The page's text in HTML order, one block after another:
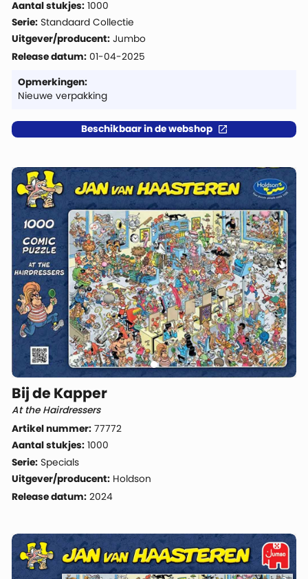
Aantal stukjes: 1000
Serie: Standaard Collectie
Uitgever/producent: Jumbo
Release datum: 01-04-2025
Opmerkingen:
Nieuwe verpakking
Beschikbaar in de webshop
Bij de Kapper
At the Hairdressers
Artikel nummer: 77772
Aantal stukjes: 1000
Serie: Specials
Uitgever/producent: Holdson
Release datum: 2024